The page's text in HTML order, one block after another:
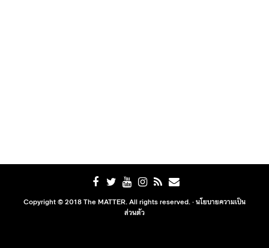
Copyright © 2018 The MATTER. All rights reserved. ·นโยบายความเป็น
ส่วนตัว